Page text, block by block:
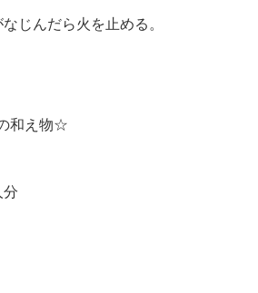
じんだら火を止める。
和え物☆
分